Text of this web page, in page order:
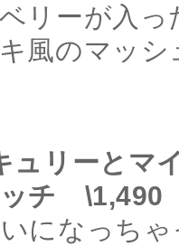
リーが入
風のマッ
ュリーとマ
ッチ \1,490
になっち